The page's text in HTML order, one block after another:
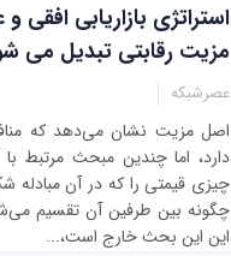
استراتژی بازاریابی
مزیت رقابتی تبدیل می
عصرشبکه
اصل مزیت نشان می‌دهد که
دارد، اما چندین مبحث مرتبط
چیزی قیمتی را که در آن مبادله
چگونه بین طرفین آن تقسیم
این این بحث خارج است،...